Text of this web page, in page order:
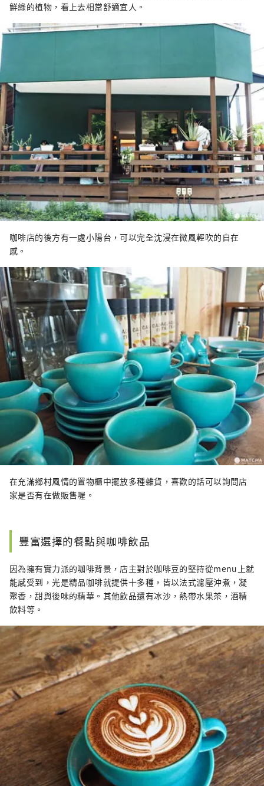
鮮綠的植物，看上去相當舒適宜人。
咖啡店的後方有一處小陽台，可以完全沈浸在微風輕吹的自在
感。
在充滿鄉村風情的置物櫃中擺放多種雜貨，喜歡的話可以詢問店
家是否有在做販售喔。
豐富選擇的餐點與咖啡飲品
因為擁有實力派的咖啡背景，店主對於咖啡豆的堅持從menu上就
能感受到，光是精品咖啡就提供十多種，皆以法式濾壓沖煮，凝
聚香，甜與後味的精華。其他飲品還有冰沙，熱帶水果茶，酒精
飲料等。